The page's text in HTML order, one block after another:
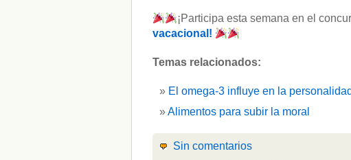
¡Participa esta semana en el
vacacional!
Temas relacionados:
El omega-3 influye en la
Alimentos para subir la moral
Sin comentarios